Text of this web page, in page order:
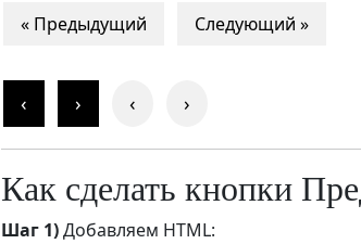
« Предыдущий Следующий »
‹ › ‹ ›
Как сделать кнопки
Шаг 1)Добавляем HTML: